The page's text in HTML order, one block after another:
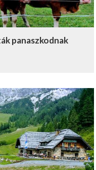
panaszkodnak